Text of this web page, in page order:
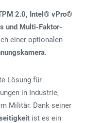
2.0, Intel® vPro®
und Multi-Faktor-
einer optionalen
.
Lösung für
in Industrie,
Militär. Dank seiner
ist es ein